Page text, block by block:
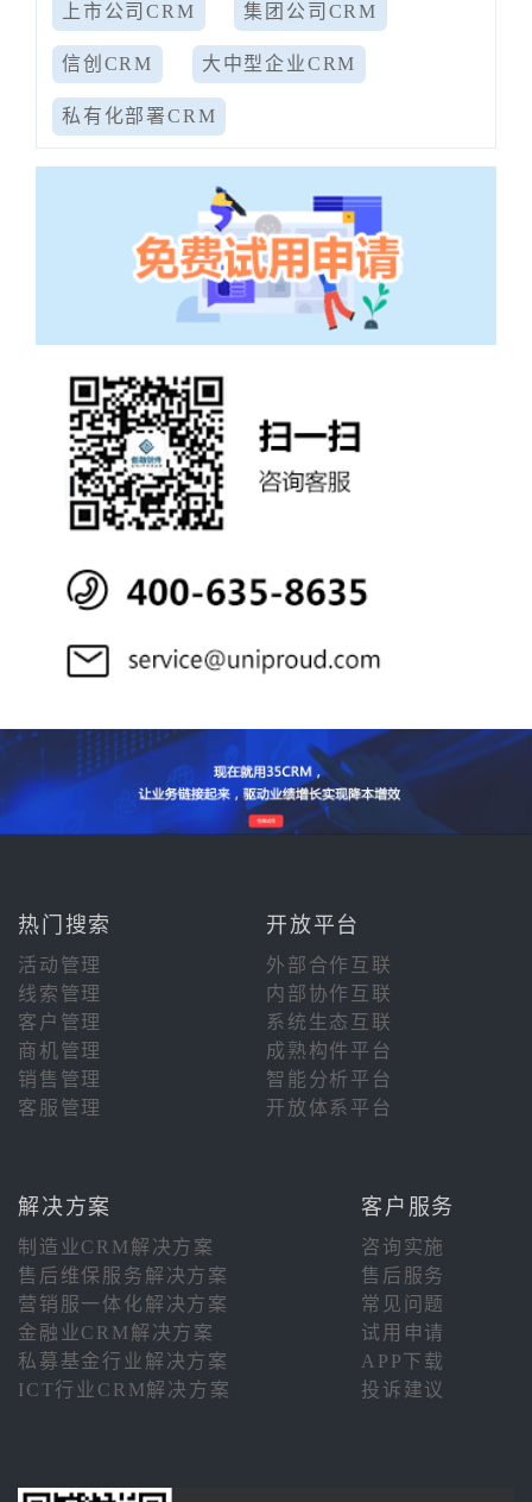
上市公司CRM 集团公司CRM
信创CRM 大中型企业CRM
私有化部署CRM
热门搜索 开放平台
活动管理
外部合作互联
线索管理
内部协作互联
客户管理
系统生态互联
商机管理
成熟构件平台
销售管理
智能分析平台
客服管理
开放体系平台
解决方案 客户服务
制造业CRM解决方案
咨询实施
售后维保服务解决方案
售后服务
营销服一体化解决方案
常见问题
金融业CRM解决方案
试用申请
私募基金行业解决方案
APP下载
ICT行业CRM解决方案
投诉建议